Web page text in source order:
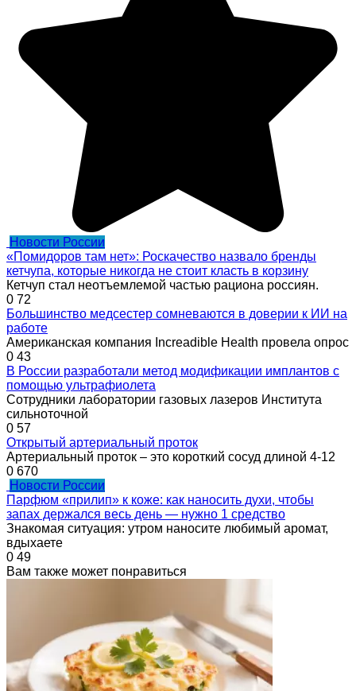
Новости России
«Помидоров там нет»: Роскачество назвало бренды
кетчупа, которые никогда не стоит класть в корзину
Кетчуп стал неотъемлемой частью рациона россиян.
0 72
Большинство медсестер сомневаются в доверии к ИИ на
работе
Американская компания Increadible Health провела опрос
0 43
В России разработали метод модификации имплантов с
помощью ультрафиолета
Сотрудники лаборатории газовых лазеров Института
сильноточной
0 57
Открытый артериальный проток
Артериальный проток – это короткий сосуд длиной 4-12
0 670
Новости России
Парфюм «прилип» к коже: как наносить духи, чтобы
запах держался весь день — нужно 1 средство
Знакомая ситуация: утром наносите любимый аромат,
вдыхаете
0 49
Вам также может понравиться